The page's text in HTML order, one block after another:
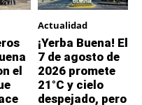
el
Actualidad
¡Yerba Buena! El
7 de agosto de
2026 promete
21°C y cielo
despejado, pero